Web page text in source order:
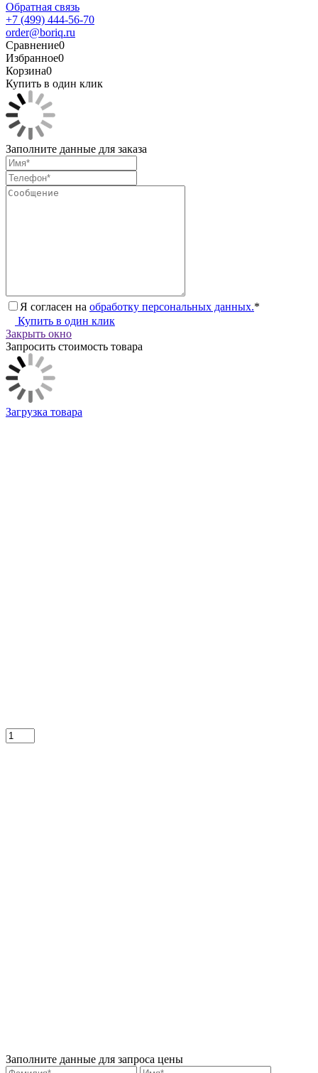
Обратная связь
+7 (499) 444-56-70
order@boriq.ru
Сравнение0
Избранное0
Корзина0
Купить в один клик
Заполните данные для заказа
Я согласен на обработку персональных данных.*
Купить в один клик
Закрыть окно
Запросить стоимость товара
Загрузка товара
Заполните данные для запроса цены